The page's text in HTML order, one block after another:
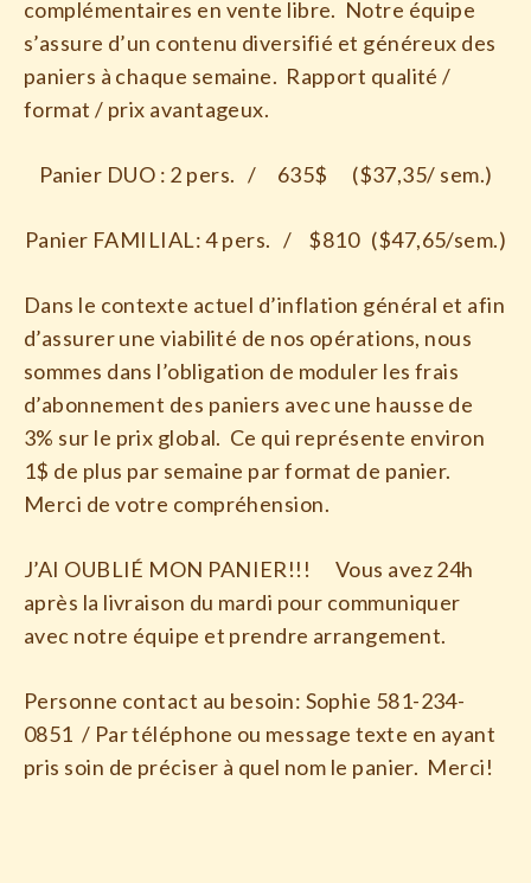
complémentaires en vente libre. Notre équipe
s’assure d’un contenu diversifié et généreux des
paniers à chaque semaine. Rapport qualité /
format / prix avantageux.
Panier DUO : 2 pers. / 635$ ($37,35/ sem.)
Panier FAMILIAL: 4 pers. / $810 ($47,65/sem.)
Dans le contexte actuel d’inflation général et afin
d’assurer une viabilité de nos opérations, nous
sommes dans l’obligation de moduler les frais
d’abonnement des paniers avec une hausse de
3% sur le prix global. Ce qui représente environ
1$ de plus par semaine par format de panier.
Merci de votre compréhension.
J’AI OUBLIÉ MON PANIER!!! Vous avez 24h
après la livraison du mardi pour communiquer
avec notre équipe et prendre arrangement.
Personne contact au besoin: Sophie 581-234-
0851 / Par téléphone ou message texte en ayant
pris soin de préciser à quel nom le panier. Merci!